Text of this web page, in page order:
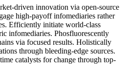
driven innovation via open-source
high-payoff infomediaries rather
Efficiently initiate world-class
infomediaries. Phosfluorescently
via focused results. Holistically
through bleeding-edge sources.
catalysts for change through top-